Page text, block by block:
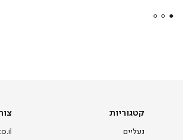
קטגוריות
קטגוריות
נעליים
צור